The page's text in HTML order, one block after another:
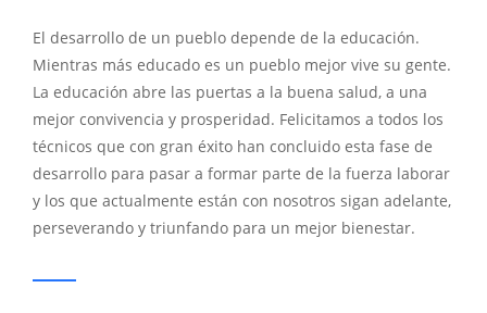
El desarrollo de un pueblo depende de la educación.
Mientras más educado es un pueblo mejor vive su gente.
La educación abre las puertas a la buena salud, a una
mejor convivencia y prosperidad. Felicitamos a todos los
técnicos que con gran éxito han concluido esta fase de
desarrollo para pasar a formar parte de la fuerza laborar
y los que actualmente están con nosotros sigan adelante,
perseverando y triunfando para un mejor bienestar.